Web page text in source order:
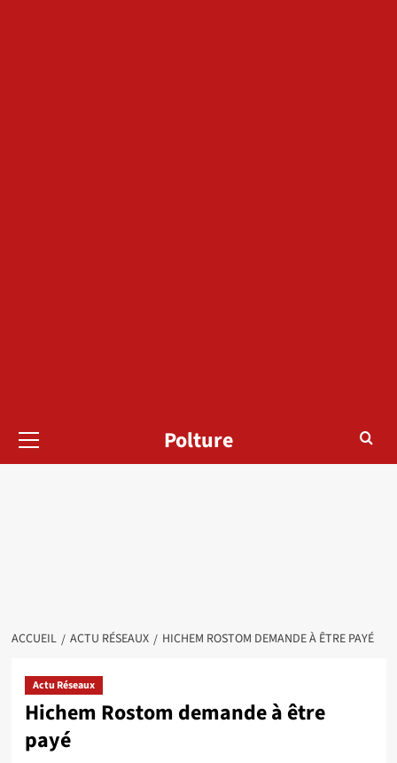
principal
Polture
ACCUEIL ACTU RÉSEAUX HICHEM ROSTOM DEMANDE À ÊTRE PAYÉ
Actu Réseaux
Hichem Rostom demande à être
payé